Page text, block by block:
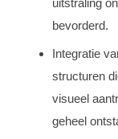
uitstraling
bevorderd.
Integratie
structuren
visueel
geheel